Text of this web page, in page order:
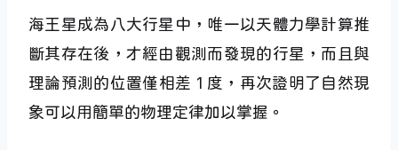
海王星成為八大行星中，唯一以天體力學計算推
斷其存在後，才經由觀測而發現的行星，而且與
理論預測的位置僅相差 1 度，再次證明了自然現
象可以用簡單的物理定律加以掌握。